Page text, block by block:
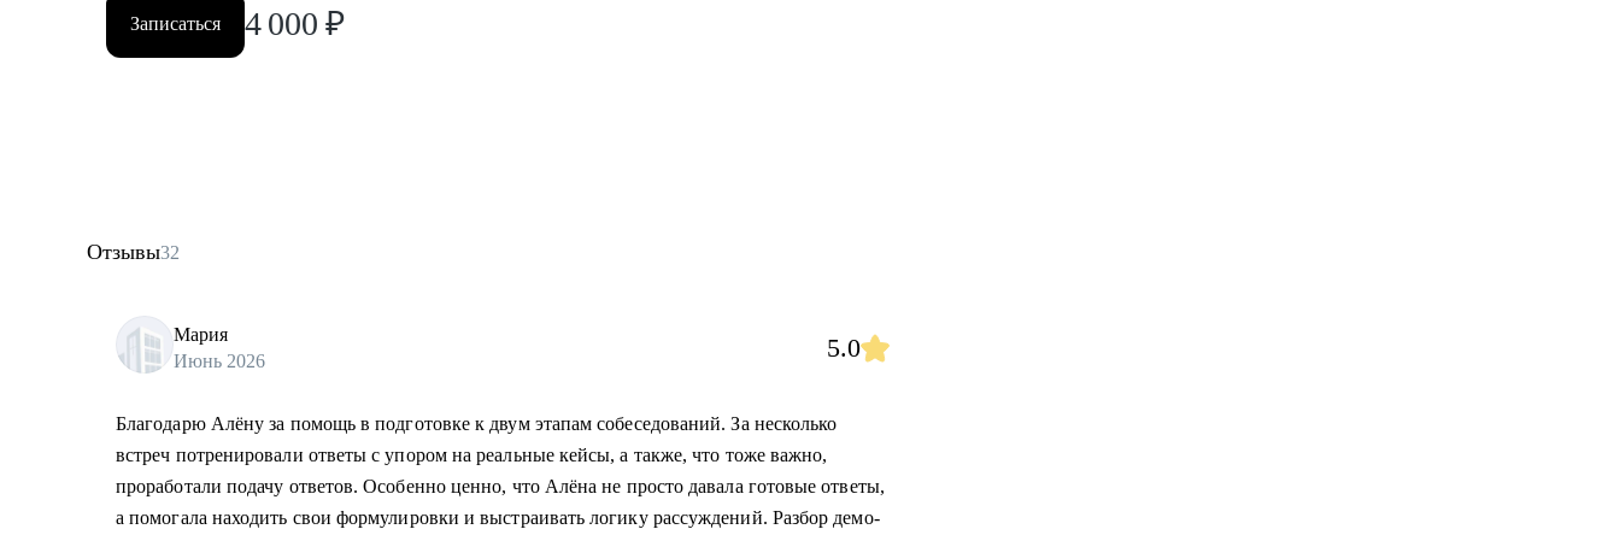
Записаться 4 000 ₽
Отзывы32
Мария
Июнь 2026
5.0
Благодарю Алёну за помощь в подготовке к двум этапам собеседований. За несколько
встреч потренировали ответы с упором на реальные кейсы, а также, что тоже важно,
проработали подачу ответов. Особенно ценно, что Алёна не просто давала готовые ответы,
а помогала находить свои формулировки и выстраивать логику рассуждений. Разбор демо-